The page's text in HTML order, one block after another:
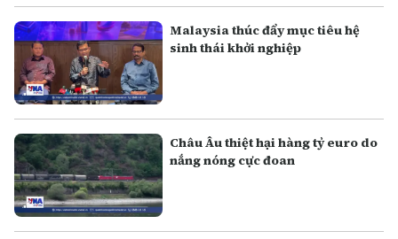
Malaysia thúc đẩy mục tiêu hệ
sinh thái khởi nghiệp
Châu Âu thiệt hại hàng tỷ euro do
nắng nóng cực đoan